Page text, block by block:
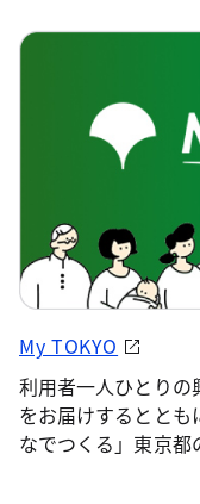
My TOKYO
利用者一人ひとりの
をお届けするとと
なでつくる」東京都